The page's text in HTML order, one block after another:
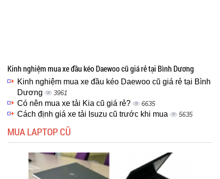
Kinh nghiệm mua xe đầu kéo Daewoo cũ giá rẻ tại Bình Dương
Kinh nghiệm mua xe đầu kéo Daewoo cũ giá rẻ tại Bình
Dương
3961
Có nên mua xe tải Kia cũ giá rẻ? 6635
Cách định giá xe tải Isuzu cũ trước khi mua 5635
MUA LAPTOP CŨ